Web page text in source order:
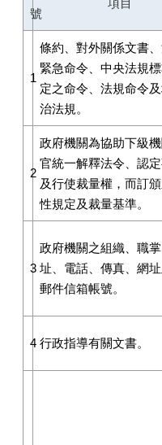
號
項目
1
條約、對外關係文書、
緊急命令、中央法規
定之命令、法規命令
治法規。
2
政府機關為協助下級
官統一解釋法令、認定
及行使裁量權，而訂
性規定及裁量基準。
3
政府機關之組織、職
址、電話、傳真、網
郵件信箱帳號。
4 行政指導有關文書。